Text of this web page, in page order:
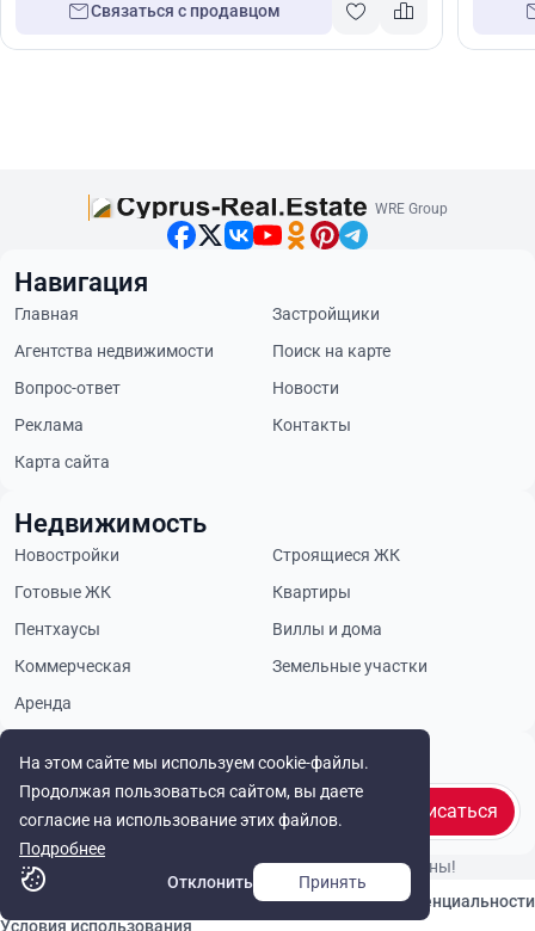
Связаться с продавцом
На этом сайте мы используем cookie-файлы.
Продолжая пользоваться сайтом, вы даете
согласие на использование этих файлов.
Подробнее
Отклонить
Принять
WRE Group
Будьте в курсе
Подписаться
Навигация
Главная
Застройщики
Агентства недвижимости
Поиск на карте
Вопрос-ответ
Новости
Реклама
Контакты
Карта сайта
Недвижимость
Новостройки
Строящиеся ЖК
Готовые ЖК
Квартиры
Пентхаусы
Виллы и дома
Коммерческая
Земельные участки
Аренда
© Cyprus Realestate 2026. Все права защищены!
Политика конфиденциальности
Условия использования